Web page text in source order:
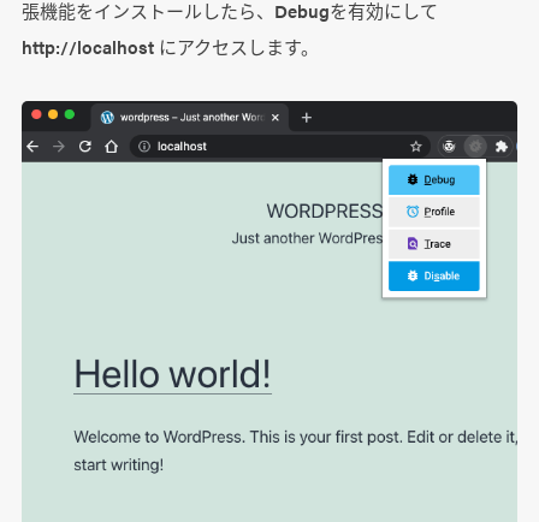
張機能をインストールしたら、Debugを有効にして
http://localhost にアクセスします。